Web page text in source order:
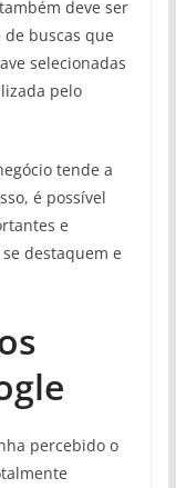
deve ser
buscas que
selecionadas
pelo
tende a
é possível
e
destaquem e
percebido o